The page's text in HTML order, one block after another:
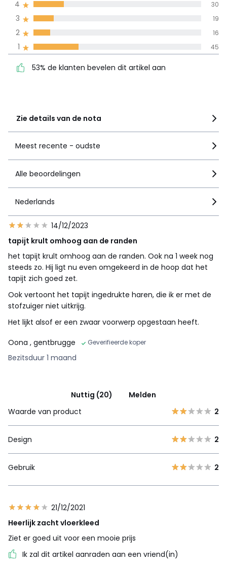
100% gecertificeerde beoordelingen,
3 19
4 30
5
Zie details van de nota
1 45
2 16
3 19
4 30
53% de klanten bevelen dit artikel aan
Meest recente - oudste
Alle beoordelingen
Nederlands
14/12/2023
tapijt krult omhoog aan de randen
het tapijt krult omhoog aan de randen. Ook na 1 week nog
steeds zo. Hij ligt nu even omgekeerd in de hoop dat het
tapijt zich goed zet.
Ook vertoont het tapijt ingedrukte haren, die ik er met de
stofzuiger niet uitkrijg.
Het lijkt alsof er een zwaar voorwerp opgestaan heeft.
Oona , gentbrugge Geverifieerde koper
Bezitsduur 1 maand
Nuttig (20)
Melden
Waarde van product
2
Design 2
Gebruik 2
21/12/2021
Heerlijk zacht vloerkleed
Ziet er goed uit voor een mooie prijs
Ik zal dit artikel aanraden aan een vriend(in)